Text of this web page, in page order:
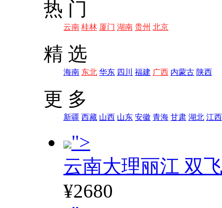
热 门
云南 桂林 厦门 湖南 贵州 北京
精 选
海南 东北 华东 四川 福建 广西 内蒙古 陕西
更 多
新疆 西藏 山西 山东 安徽 青海 甘肃 湖北 江西
">
云南大理丽江 双
¥2680